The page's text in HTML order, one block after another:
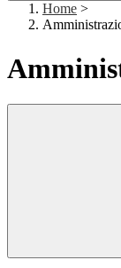
Home >